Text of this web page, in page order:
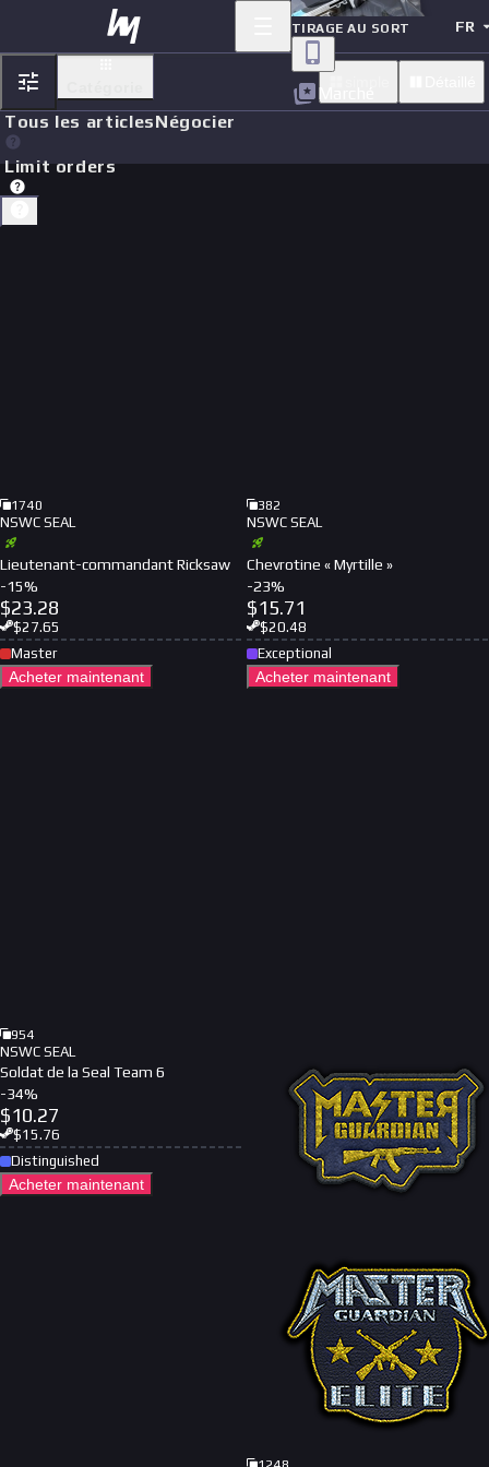
TIRAGE AU SORT
Marché
FR
Tous les articlesNégocier
Limit orders
1740
NSWC SEAL
Lieutenant-commandant Ricksaw
-15%
$23.28
$27.65
Master
Acheter maintenant
382
NSWC SEAL
Chevrotine « Myrtille »
-23%
$15.71
$20.48
Exceptional
Acheter maintenant
954
NSWC SEAL
Soldat de la Seal Team 6
-34%
$10.27
$15.76
Distinguished
Acheter maintenant